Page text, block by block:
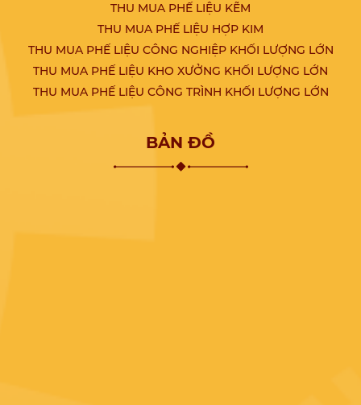
THU MUA PHẾ LIỆU KẼM
THU MUA PHẾ LIỆU HỢP KIM
THU MUA PHẾ LIỆU CÔNG NGHIỆP KHỐI LƯỢNG LỚN
THU MUA PHẾ LIỆU KHO XƯỞNG KHỐI LƯỢNG LỚN
THU MUA PHẾ LIỆU CÔNG TRÌNH KHỐI LƯỢNG LỚN
BẢN ĐỒ